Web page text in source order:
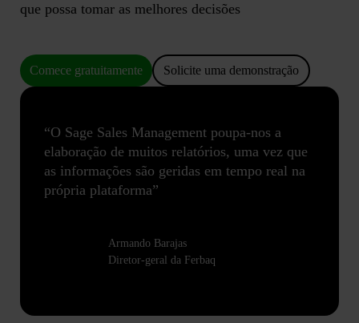
que possa tomar as melhores decisões
Comece gratuitamente Solicite uma demonstração
“O Sage Sales Management poupa-nos a
elaboração de muitos relatórios, uma vez que
as informações são geridas em tempo real na
própria plataforma”
Armando Barajas
Diretor-geral da Ferbaq